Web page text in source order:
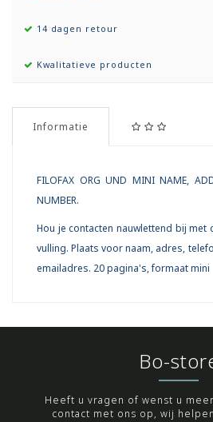
14 dagen retour
Kwalitatieve producten
Informatie
FILOFAX ORG UND MINI NAME,
NUMBER.
Hou je contacten nauwlettend bij
vulling. Plaats voor naam, adres,
emailadres. 20 pagina's, formaat mini
Bo-
Heeft u vragen of wenst u
contact met ons op, wij